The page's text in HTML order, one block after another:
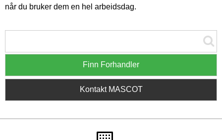
når du bruker dem en hel arbeidsdag.
Finn Forhandler
Kontakt MASCOT